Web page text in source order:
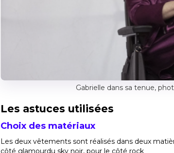
Gabrielle dans sa tenue,
Les astuces utilisées
Choix des matériaux
Les deux vêtements sont réalisés dans deux
côté glamourdu sky noir, pour le côté rock